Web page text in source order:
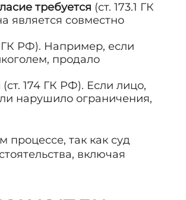
требуется (ст. 173.1 ГК
является совместно
ГК РФ). Например, если
продало
(ст. 174 ГК РФ). Если лицо,
нарушило ограничения,
процессе, так как суд
включая